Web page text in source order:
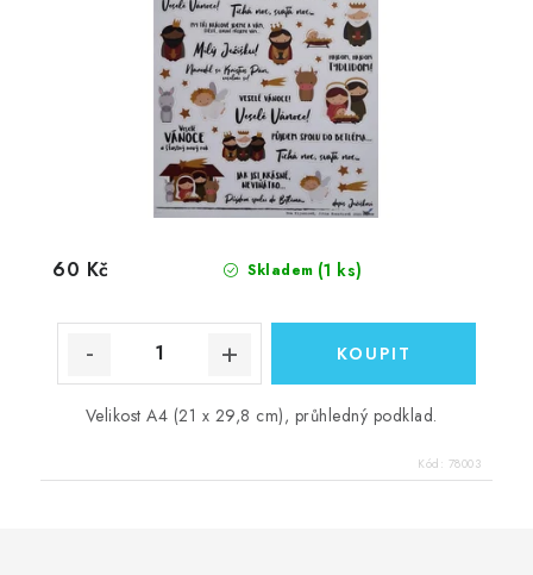
Skladem (1 ks)
60 Kč
Velikost A4 (21 x 29,8 cm), průhledný podklad.
Kód: 78003